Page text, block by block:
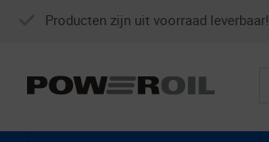
Producten zijn uit voorraad leverbaar!